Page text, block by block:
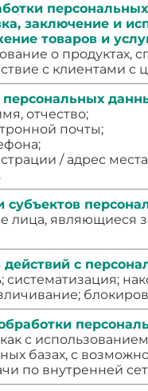
заключение и
товаров и
о продуктах,
с клиентами с
отчество;
почты;
/ адрес
субъектов
лица, являющиеся
действий с
систематизация;
с
базах, с
по внутренней